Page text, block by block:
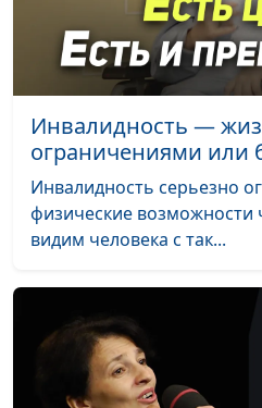
Через трудности к
Инвалидность —
ограничениями или
Инвалидность серьезно
физические возможности
видим человека с так...